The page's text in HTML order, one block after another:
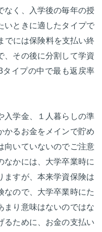
なく、入学後の毎年の授
いときに適したタイプで
でには保険料を支払い終
、その後に分割して学資
イプの中で最も返戻率
入学金、１人暮らしの準
かるお金をメインで貯め
向いていないのでご注意
なかには、大学卒業時に
ますが、本来学資保険は
なので、大学卒業時にた
まり意味はないのではな
るために、お金の支払い